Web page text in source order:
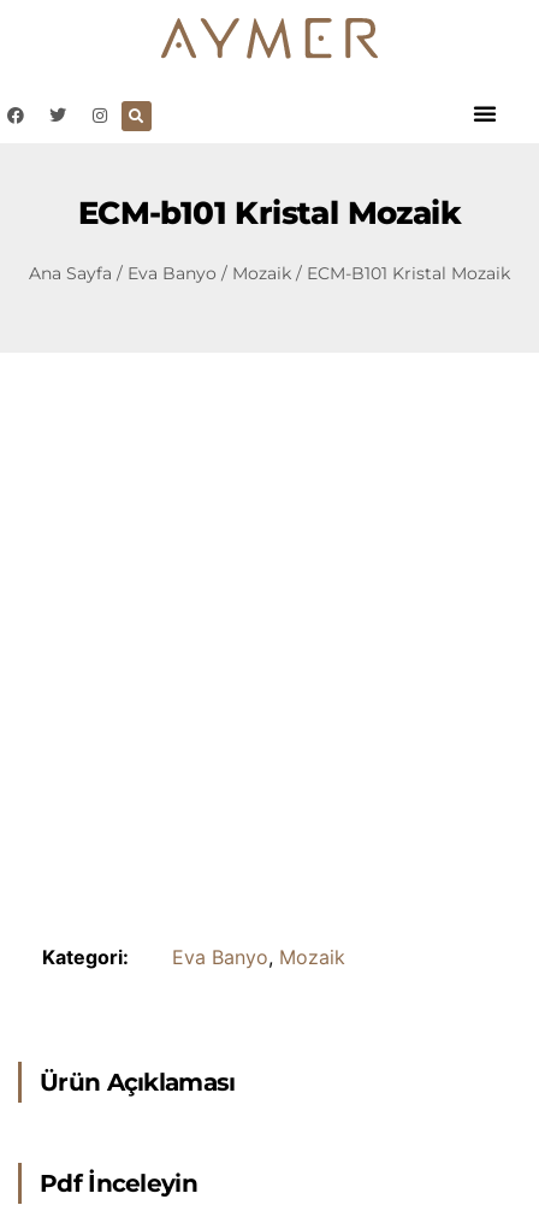
ECM-b101 Kristal Mozaik
Ana Sayfa / Eva Banyo / Mozaik / ECM-B101 Kristal Mozaik
Kategori: Eva Banyo, Mozaik
Ürün Açıklaması
Pdf İnceleyin